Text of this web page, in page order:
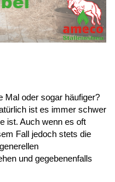
Mal oder sogar häufiger?
ist es immer schwer
ist. Auch wenn es oft
Fall jedoch stets die
und gegebenenfalls